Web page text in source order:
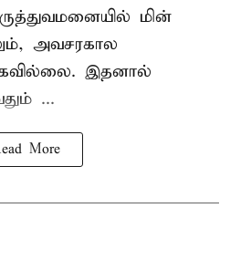
மின்
அவசரகால
இதனால்
...
More